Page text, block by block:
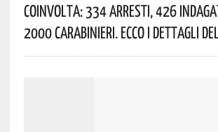
Coinvolta: 334 Arresti, 426
2000 Carabinieri. Ecco I Dettagli